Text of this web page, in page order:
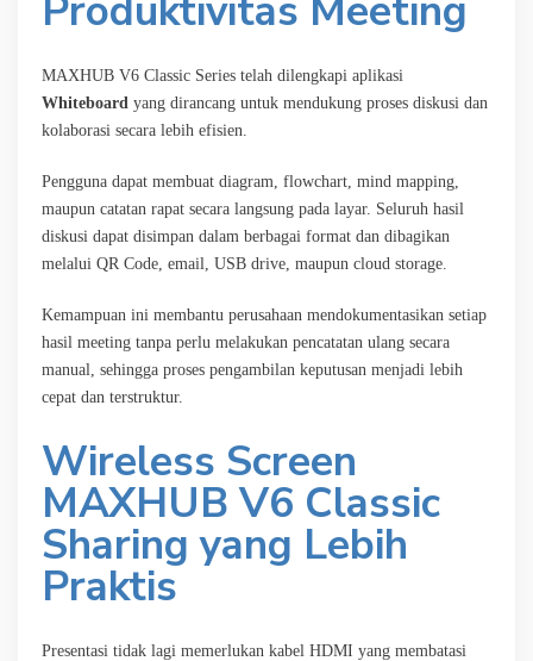
MAXHUB V6 Classic Series telah dilengkapi aplikasi
Whiteboard yang dirancang untuk mendukung proses diskusi dan
kolaborasi secara lebih efisien.
Pengguna dapat membuat diagram, flowchart, mind mapping,
maupun catatan rapat secara langsung pada layar. Seluruh hasil
diskusi dapat disimpan dalam berbagai format dan dibagikan
melalui QR Code, email, USB drive, maupun cloud storage.
Kemampuan ini membantu perusahaan mendokumentasikan setiap
hasil meeting tanpa perlu melakukan pencatatan ulang secara
manual, sehingga proses pengambilan keputusan menjadi lebih
cepat dan terstruktur.
Wireless Screen
MAXHUB V6 Classic
Sharing yang Lebih
Praktis
Presentasi tidak lagi memerlukan kabel HDMI yang membatasi